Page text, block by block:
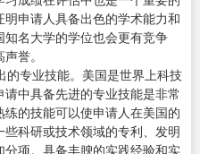
申请人具备出色的学术能力和
名大学的学位也会更有竞争
誉。
专业技能。美国是世界上科技
中具备先进的专业技能是非常
的技能可以使申请人在美国的
科研或技术领域的专利、发明
项。具备丰腴的实践经验和实